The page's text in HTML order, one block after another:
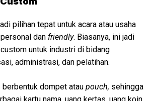
pilihan tepat untuk acara atau usaha
dan friendly. Biasanya, ini jadi
untuk industri di bidang
administrasi, dan pelatihan.
berbentuk dompet atau pouch, sehingga
kartu nama, uang kertas, uang koin,